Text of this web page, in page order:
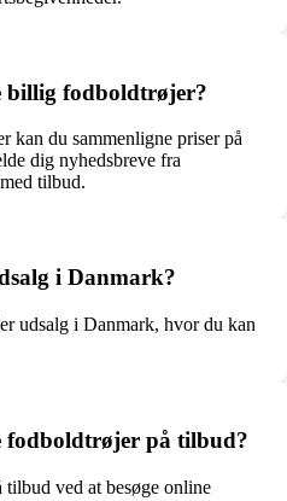
billig fodboldtrøjer?
kan du sammenligne priser på
dig nyhedsbreve fra
tilbud.
i Danmark?
udsalg i Danmark, hvor du kan
på tilbud?
ved at besøge online